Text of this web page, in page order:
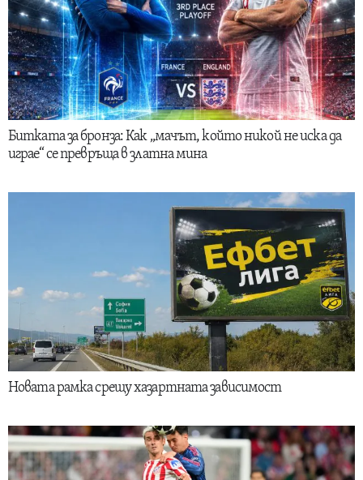
Битката за бронза: Как „мачът, който никой не иска да
играе“ се превръща в златна мина
Новата рамка срещу хазартната зависимост